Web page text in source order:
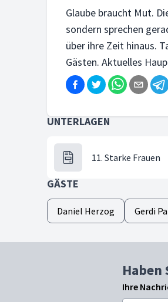
Glaube braucht Mut.
sondern sprechen
über ihre Zeit hinaus.
Gästen. Aktuelles
UNTERLAGEN
11. Starke Frauen
GÄSTE
Daniel Herzog Gerdi
Haben
Ihre